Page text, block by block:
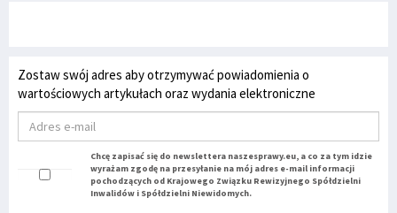
Zostaw swój adres aby otrzymywać powiadomienia o
wartościowych artykułach oraz wydania elektroniczne
Chcę zapisać się do newslettera naszesprawy.eu, a co za tym idzie
wyrażam zgodę na przesyłanie na mój adres e-mail informacji
pochodzących od Krajowego Związku Rewizyjnego Spółdzielni
Inwalidów i Spółdzielni Niewidomych.